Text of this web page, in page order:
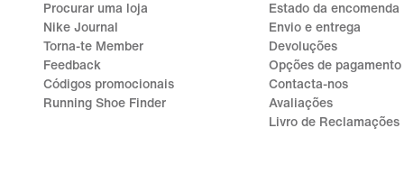
Procurar uma loja
Nike Journal
Torna-te Member
Feedback
Códigos promocionais
Running Shoe Finder
Estado da encomenda
Envio e entrega
Devoluções
Opções de pagamento
Contacta-nos
Avaliações
Livro de Reclamações